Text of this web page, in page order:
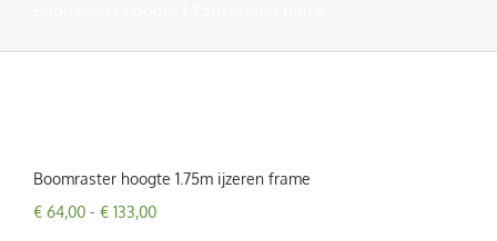
Boomraster hoogte 1.75m ijzeren frame
€ 64,00 - € 133,00Prijsklasse: